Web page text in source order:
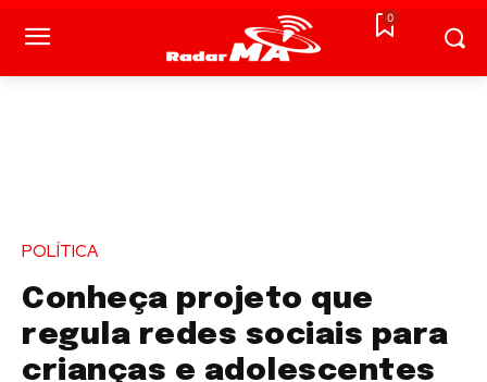
0
POLÍTICA
Conheça projeto que
regula redes sociais para
crianças e adolescentes